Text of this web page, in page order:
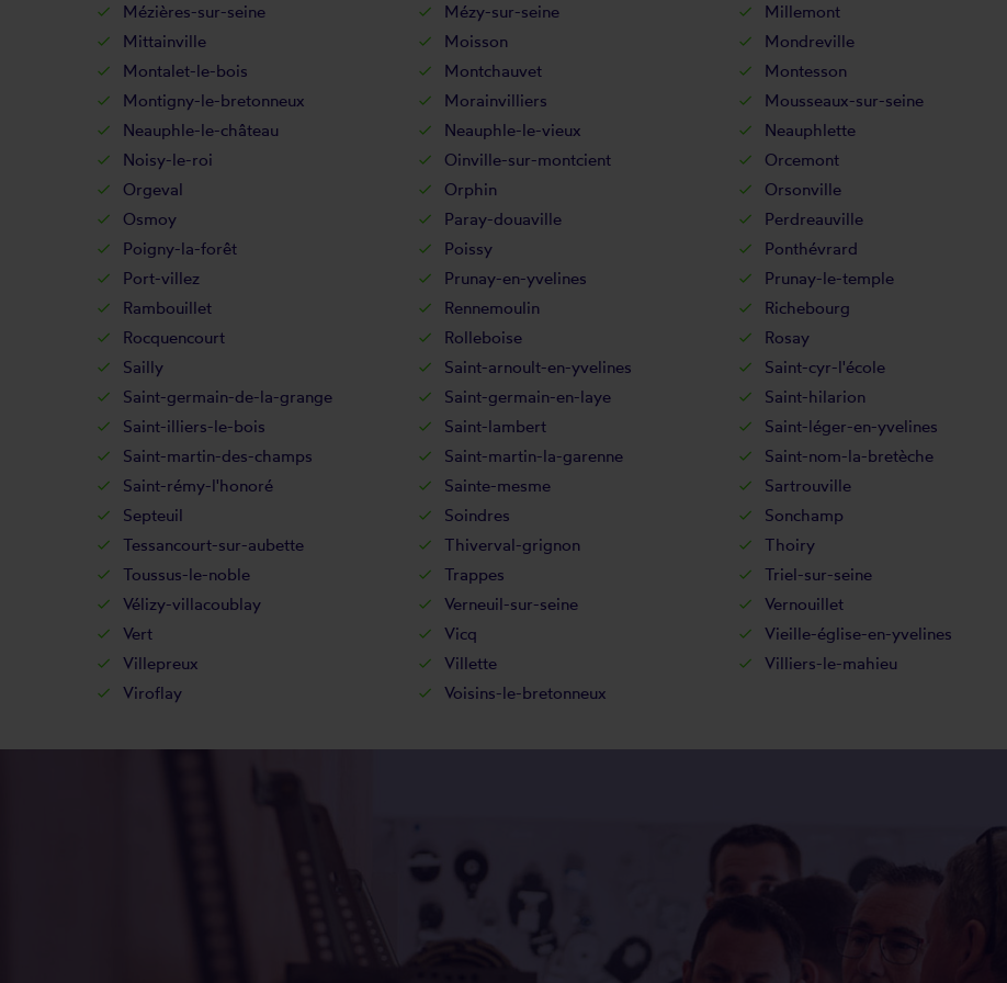
Mézières-sur-seine
Mézy-sur-seine Millemont
Mittainville
Moisson Mondreville
Montalet-le-bois
Montchauvet Montesson
Montigny-le-bretonneux
Morainvilliers Mousseaux-sur-seine
Neauphle-le-château
Neauphle-le-vieux Neauphlette
Noisy-le-roi
Oinville-sur-montcient Orcemont
Orgeval
Orphin Orsonville
Osmoy
Paray-douaville Perdreauville
Poigny-la-forêt
Poissy Ponthévrard
Port-villez
Prunay-en-yvelines Prunay-le-temple
Rambouillet
Rennemoulin Richebourg
Rocquencourt
Rolleboise Rosay
Sailly
Saint-arnoult-en-yvelines Saint-cyr-l'école
Saint-germain-de-la-grange
Saint-germain-en-laye Saint-hilarion
Saint-illiers-le-bois
Saint-lambert Saint-léger-en-yvelines
Saint-martin-des-champs
Saint-martin-la-garenne Saint-nom-la-bretèche
Saint-rémy-l'honoré
Sainte-mesme Sartrouville
Septeuil
Soindres Sonchamp
Tessancourt-sur-aubette
Thiverval-grignon Thoiry
Toussus-le-noble
Trappes Triel-sur-seine
Vélizy-villacoublay
Verneuil-sur-seine Vernouillet
Vert
Vicq Vieille-église-en-yvelines
Villepreux
Villette Villiers-le-mahieu
Viroflay
Voisins-le-bretonneux